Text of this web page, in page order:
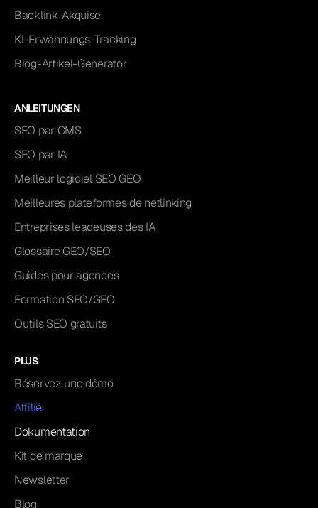
Backlink-Akquise
KI-Erwähnungs-Tracking
Blog-Artikel-Generator
ANLEITUNGEN
SEO par CMS
SEO par IA
Meilleur logiciel SEO GEO
Meilleures plateformes de netlinking
Entreprises leadeuses des IA
Glossaire GEO/SEO
Guides pour agences
Formation SEO/GEO
Outils SEO gratuits
PLUS
Réservez une démo
Affilié
Dokumentation
Kit de marque
Newsletter
Blog